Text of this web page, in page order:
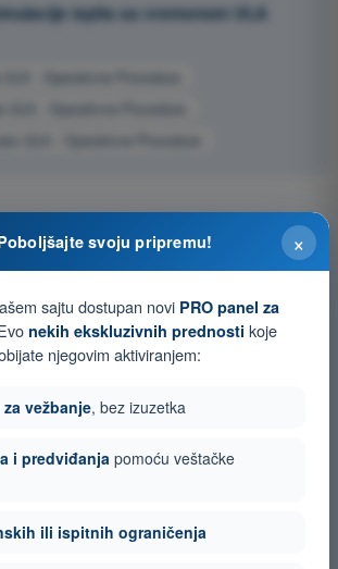
ispita sa vremenom ULA
- Operativne Procedure
ULA - Operativne Procedure
ULA - Operativne Procedure
×
svoju pripremu!
sajtu dostupan novi PRO panel za
nekih ekskluzivnih prednosti koje
njegovim aktiviranjem:
vežbanje, bez izuzetka
i predviđanja pomoću veštačke
ili ispitnih ograničenja